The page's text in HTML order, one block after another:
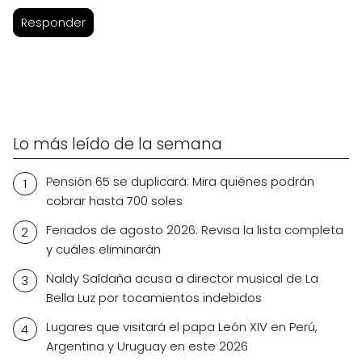
Responder
Lo más leído de la semana
Pensión 65 se duplicará: Mira quiénes podrán
cobrar hasta 700 soles
Feriados de agosto 2026: Revisa la lista completa
y cuáles eliminarán
Naldy Saldaña acusa a director musical de La
Bella Luz por tocamientos indebidos
Lugares que visitará el papa León XIV en Perú,
Argentina y Uruguay en este 2026